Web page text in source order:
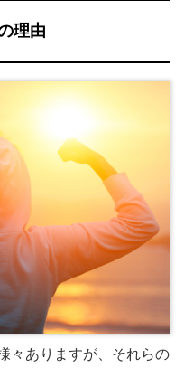
理由
々ありますが、それらの